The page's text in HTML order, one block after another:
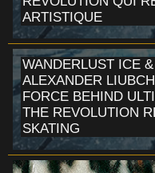
ARTISTIQUE
WANDERLUST ICE
ALEXANDER
FORCE BEHIND
THE REVOLUTION
SKATING